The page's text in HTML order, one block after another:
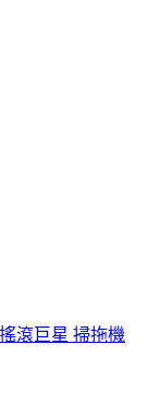
滾巨星 掃拖機